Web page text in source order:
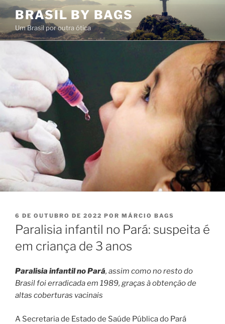
Pular
para
o
conteúdo
BRASIL BY BAGS
Um Brasil por outra ótica
PUBLICADO
EM
6 DE OUTUBRO DE 2022 POR MÁRCIO BAGS
Paralisia infantil no Pará: suspeita é
em criança de 3 anos
Paralisia infantil no Pará, assim como no resto do
Brasil foi erradicada em 1989, graças à obtenção de
altas coberturas vacinais
A Secretaria de Estado de Saúde Pública do Pará